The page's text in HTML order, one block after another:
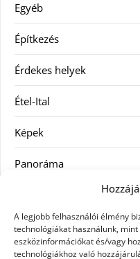
A legjobb felhasználói élmény
technológiákat használunk,
eszközinformációkat és/vagy
technológiákhoz való
Egyéb
Építkezés
Érdekes helyek
Étel-Ital
Képek
Panoráma
Szolgáltatás